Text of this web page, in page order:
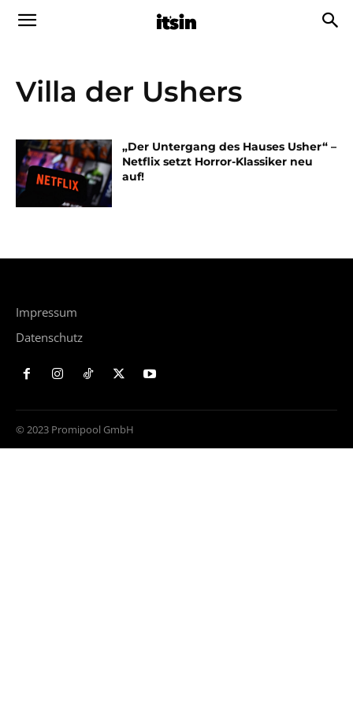
Villa der Ushers
„Der Untergang des Hauses Usher“ –
Netflix setzt Horror-Klassiker neu
auf!
Impressum
Datenschutz
© 2023 Promipool GmbH